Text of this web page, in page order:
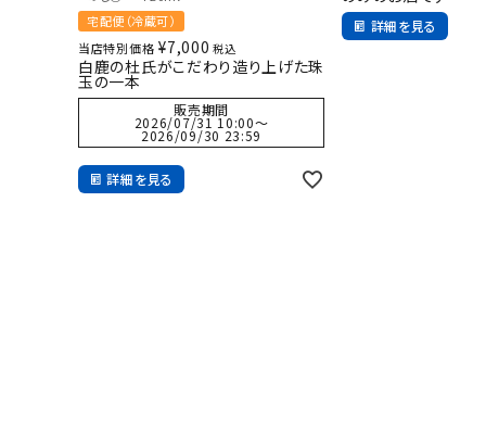
宅配便（冷蔵可）
当店特別価格 ¥7,000 税込
白鹿の杜氏がこだわり造り上げた珠
玉の一本
販売期間
2026/07/31 10:00〜
2026/09/30 23:59
詳細を見る
詳細を見る